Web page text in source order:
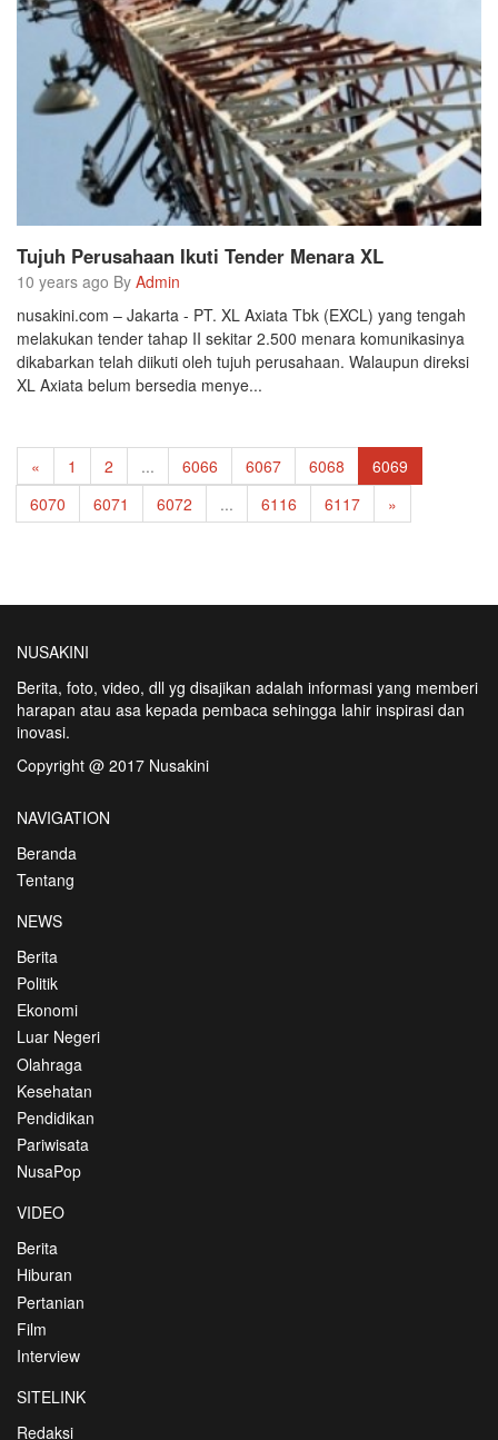
Tujuh Perusahaan Ikuti Tender Menara XL
10 years ago By Admin
nusakini.com – Jakarta - PT. XL Axiata Tbk (EXCL) yang tengah
melakukan tender tahap II sekitar 2.500 menara komunikasinya
dikabarkan telah diikuti oleh tujuh perusahaan. Walaupun direksi
XL Axiata belum bersedia menye...
« 1 2 ... 6066 6067 6068
6069
6070
6071 6072 ... 6116 6117 »
NUSAKINI
Berita, foto, video, dll yg disajikan adalah informasi yang memberi
harapan atau asa kepada pembaca sehingga lahir inspirasi dan
inovasi.
Copyright @ 2017 Nusakini
NAVIGATION
Beranda
Tentang
NEWS
Berita
Politik
Ekonomi
Luar Negeri
Olahraga
Kesehatan
Pendidikan
Pariwisata
NusaPop
VIDEO
Berita
Hiburan
Pertanian
Film
Interview
SITELINK
Redaksi